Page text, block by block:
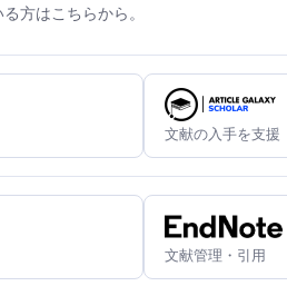
方はこちらから。
文献の入手を支援
文献管理・引用